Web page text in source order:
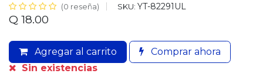
(0 reseña) SKU: YT-82291UL
Q 18.00
Agregar al carrito
Comprar ahora
Sin existencias